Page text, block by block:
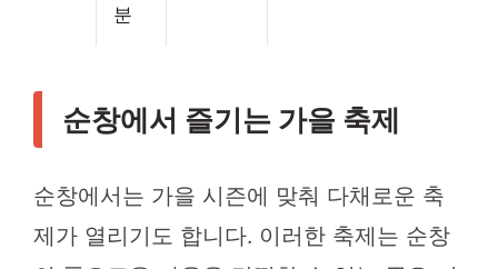
분
순창에서 즐기는 가을 축제
순창에서는 가을 시즌에 맞춰 다채로운 축
제가 열리기도 합니다. 이러한 축제는 순창